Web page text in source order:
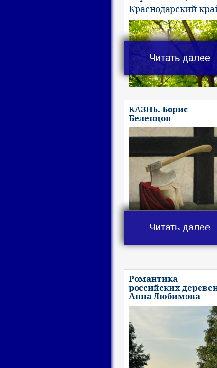
Краснодарский
Читать далее
КАЗНЬ. Борис
Беленцов
Читать далее
Романтика
российских
Анна Любимова